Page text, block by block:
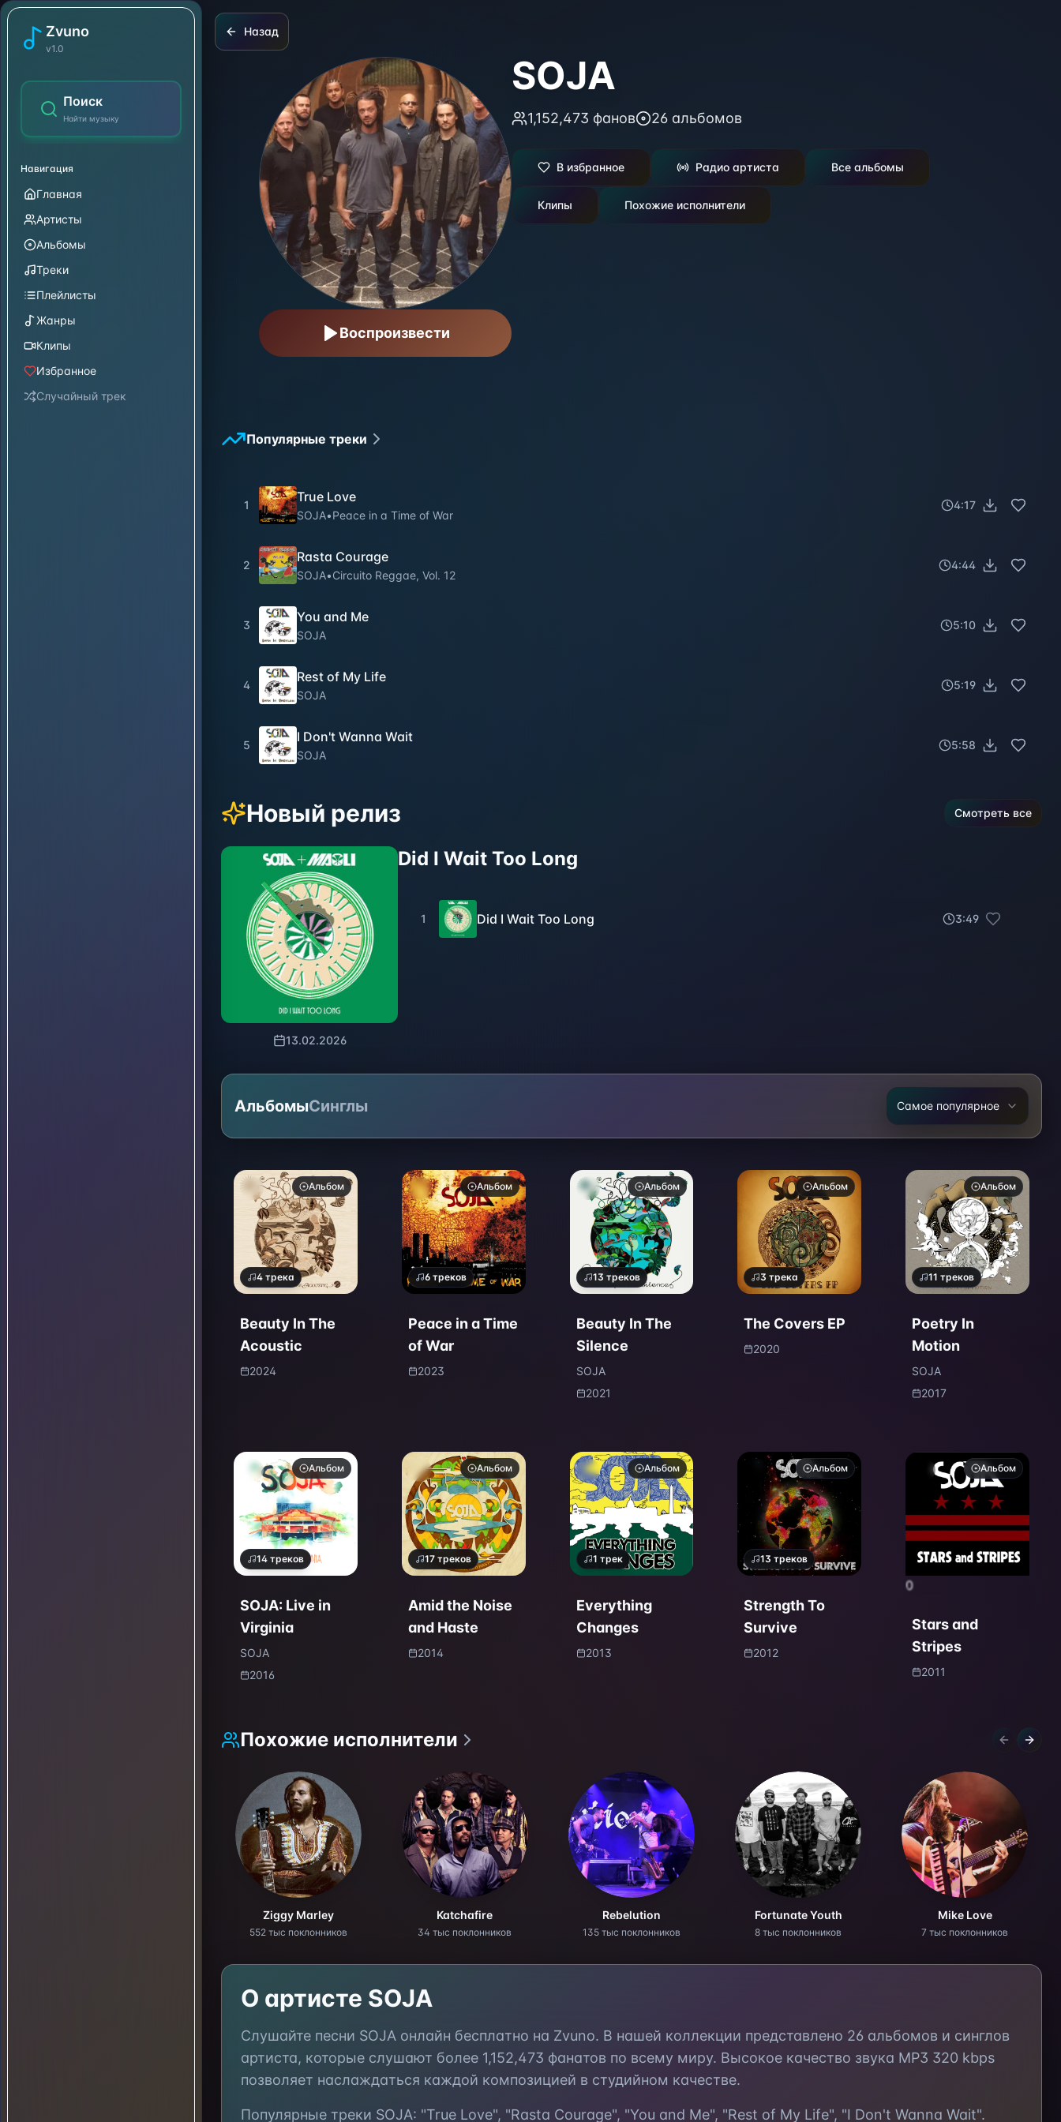
Zvuno
v1.0
Поиск
Найти музыку
Навигация
Главная
Артисты
Альбомы
Треки
Плейлисты
Жанры
Клипы
Избранное
Случайный трек
SOJA
Назад
Воспроизвести
SOJA
1,152,473 фанов 26 альбомов
В избранное Радио артиста Все альбомы
Клипы Похожие исполнители
Популярные треки
1
True Love
SOJA•Peace in a Time of War
4:17
2
Rasta Courage
SOJA•Circuito Reggae, Vol. 12
4:44
3
You and Me
SOJA
5:10
4
Rest of My Life
SOJA
5:19
5
I Don't Wanna Wait
SOJA
5:58
Новый релиз Смотреть все
13.02.2026
Did I Wait Too Long
1 Did I Wait Too Long 3:49
АльбомыСинглы Самое популярное
Альбом
4 трека
Beauty In The
Acoustic
2024
Альбом
6 треков
Peace in a Time
of War
2023
Альбом
13 треков
Beauty In The
Silence
SOJA
2021
Альбом
3 трека
The Covers EP
2020
Альбом
11 треков
Poetry In
Motion
SOJA
2017
Альбом
14 треков
SOJA: Live in
Virginia
SOJA
2016
Альбом
17 треков
Amid the Noise
and Haste
2014
Альбом
1 трек
Everything
Changes
2013
Альбом
13 треков
Strength To
Survive
2012
Альбом
0
Stars and
Stripes
2011
Похожие исполнители Previous
Next
Ziggy Marley
552 тыс поклонников
Katchafire
34 тыс поклонников
Rebelution
135 тыс поклонников
Fortunate Youth
8 тыс поклонников
Mike Love
7 тыс поклонников
О артисте SOJA
Слушайте песни SOJA онлайн бесплатно на Zvuno. В нашей коллекции представлено 26 альбомов и синглов
артиста, которые слушают более 1,152,473 фанатов по всему миру. Высокое качество звука MP3 320 kbps
позволяет наслаждаться каждой композицией в студийном качестве.
Популярные треки SOJA: "True Love", "Rasta Courage", "You and Me", "Rest of My Life", "I Don't Wanna Wait".